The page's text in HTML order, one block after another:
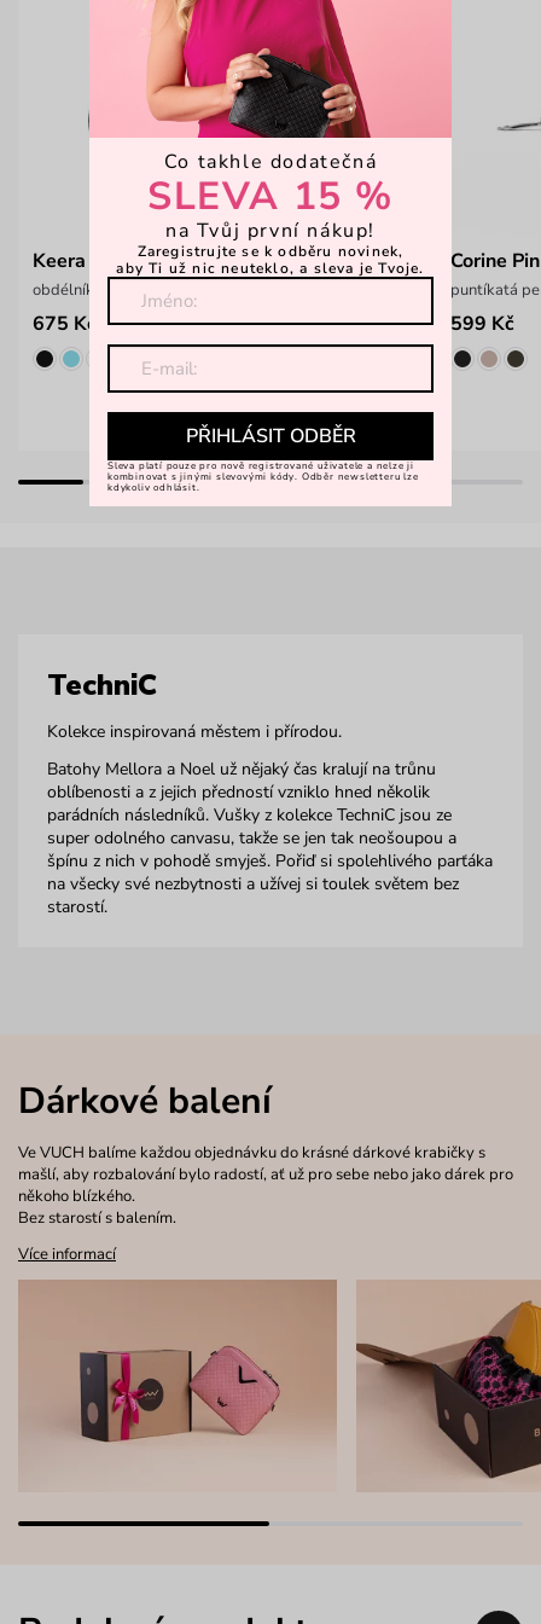
Keera Raspberry
obdélníková crossbody kabelka
675 Kč 1 299 Kč
Corine
puntíkatá
599 Kč
TechniC
Kolekce inspirovaná městem i přírodou.
Batohy Mellora a Noel už nějaký čas kralují na trůnu
oblíbenosti a z jejich předností vzniklo hned několik
parádních následníků. Vušky z kolekce TechniC jsou ze
super odolného canvasu, takže se jen tak neošoupou a
špínu z nich v pohodě smyješ. Pořiď si spolehlivého parťáka
na všecky své nezbytnosti a užívej si toulek světem bez
starostí.
Dárkové balení
Ve VUCH balíme každou objednávku do krásné dárkové krabičky s
mašlí, aby rozbalování bylo radostí, ať už pro sebe nebo jako dárek pro
někoho blízkého.
Bez starostí s balením.
Více informací
Co takhle dodatečná
SLEVA 15 %
na Tvůj první nákup!
Zaregistrujte se k odběru novinek,
aby Ti už nic neuteklo, a sleva je Tvoje.
PŘIHLÁSIT ODBĚR
Sleva platí pouze pro nově registrované uživatele a nelze ji
kombinovat s jinými slevovými kódy. Odběr newsletteru lze
kdykoliv odhlásit.